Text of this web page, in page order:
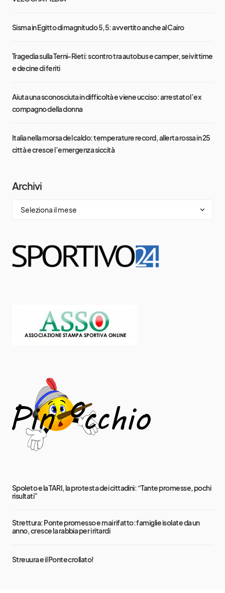
Sisma in Egitto di magnitudo 5,5: avvertito anche al Cairo
Tragedia sulla Terni-Rieti: scontro tra autobus e camper, sei vittime
e decine di feriti
Aiuta una sconosciuta in difficoltà e viene ucciso: arrestato l’ex
compagno della donna
Italia nella morsa del caldo: temperature record, allerta rossa in 25
città e cresce l’emergenza siccità
Archivi
Spoleto e la TARI, la protesta dei cittadini: “Tante promesse, pochi
risultati”
Strettura: Ponte promesso e mai rifatto: famiglie isolate da un
anno, cresce la rabbia per i ritardi
Streuura e il Ponte crollato!